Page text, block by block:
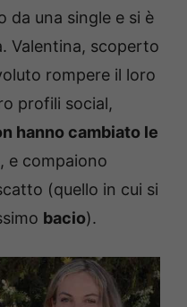
da una single e si è
Valentina, scoperto
rompere il loro
profili social,
hanno cambiato le
, e compaiono
(quello in cui si
bacio).